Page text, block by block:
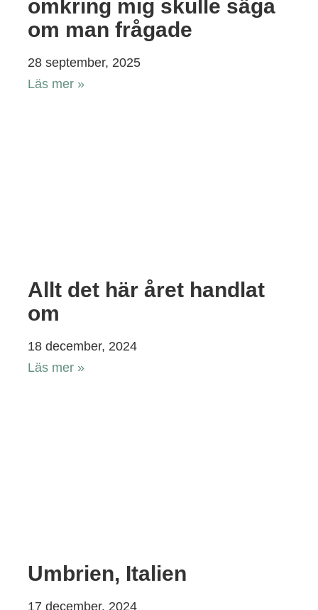
omkring mig skulle säga
om man frågade
28 september, 2025
Läs mer »
Allt det här året handlat
om
18 december, 2024
Läs mer »
Umbrien, Italien
17 december, 2024